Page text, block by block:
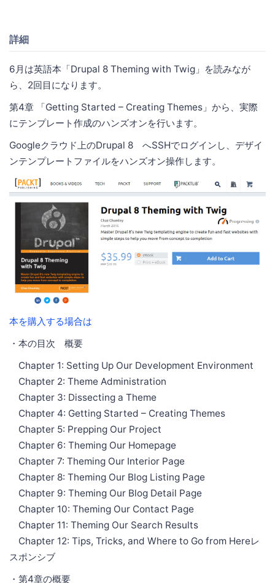
詳細
6月は英語本「Drupal 8 Theming with Twig」を読みなが
ら、2回目になります。
第4章 「Getting Started – Creating Themes」から、実際
にテンプレート作成のハンズオンを行います。
Googleクラウド上のDrupal 8 へSSHでログインし、デザイ
ンテンプレートファイルをハンズオン操作します。
本を購入する場合は
・本の目次 概要
Chapter 1: Setting Up Our Development Environment
Chapter 2: Theme Administration
Chapter 3: Dissecting a Theme
Chapter 4: Getting Started – Creating Themes
Chapter 5: Prepping Our Project
Chapter 6: Theming Our Homepage
Chapter 7: Theming Our Interior Page
Chapter 8: Theming Our Blog Listing Page
Chapter 9: Theming Our Blog Detail Page
Chapter 10: Theming Our Contact Page
Chapter 11: Theming Our Search Results
Chapter 12: Tips, Tricks, and Where to Go from Hereレ
スポンシブ
・第4章の概要